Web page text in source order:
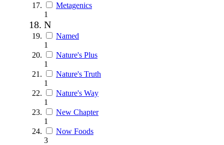
Metagenics
1
N
Named
1
Nature's Plus
1
Nature's Truth
1
Nature's Way
1
New Chapter
1
Now Foods
3